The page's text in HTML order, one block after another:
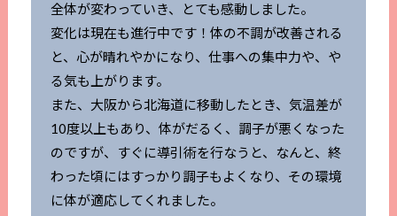
全体が変わっていき、とても感動しました。
変化は現在も進行中です！体の不調が改善される
と、心が晴れやかになり、仕事への集中力や、や
る気も上がります。
また、大阪から北海道に移動したとき、気温差が
10度以上もあり、体がだるく、調子が悪くなった
のですが、すぐに導引術を行なうと、なんと、終
わった頃にはすっかり調子もよくなり、その環境
に体が適応してくれました。